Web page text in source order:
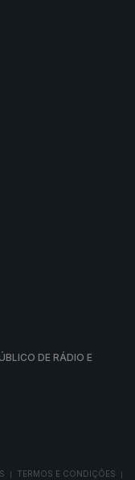
DE RÁDIO E
TERMOS E CONDIÇÕES